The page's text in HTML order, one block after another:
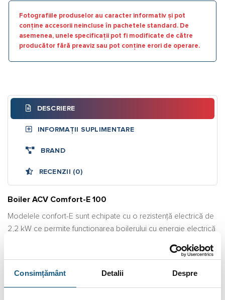
Consimțământ Detalii Despre
Fotografiile produselor au caracter informativ și pot
conține accesorii neincluse în pachetele standard. De
asemenea, unele specificații pot fi modificate de către
producător fără preaviz sau pot conține erori de operare.
DESCRIERE
INFORMAȚII SUPLIMENTARE
BRAND
RECENZII (0)
Boiler ACV Comfort-E 100
Modelele confort-E sunt echipate cu o rezistenţă electrică de
2,2 kW ce permite funcţionarea boilerului cu energie electrică
este economică. Rezistenţa electrică este montată în circuitul
a apei calde şi evitând depunerile de calcar pe rezistenţă.